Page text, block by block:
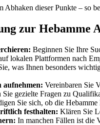
Abhaken dieser Punkte – so
zur Hebamme
Beginnen Sie Ihre
lokalen Plattformen nach
was Ihnen besonders
aufnehmen: Vereinbaren Sie
Sie gezielte Fragen zu
Sie sich, ob die
festhalten: Klären Sie
In manchen Fällen ist die